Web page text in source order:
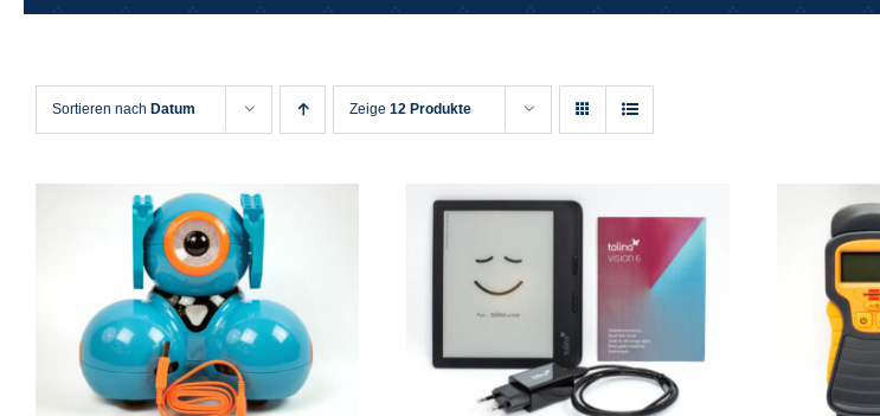
Forschen
Alles für kleine & große Entdecker.
Werkzeug & Altagshelfer
Nimm die Dinge selbst in die Hand.
Sortieren nach Datum Zeige 12 Produkte